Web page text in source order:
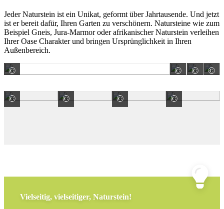
Jeder Naturstein ist ein Unikat, geformt über Jahrtausende. Und jetzt
ist er bereit dafür, Ihren Garten zu verschönern. Natursteine wie zum
Beispiel Gneis, Jura-Marmor oder afrikanischer Naturstein verleihen
Ihrer Oase Charakter und bringen Ursprünglichkeit in Ihren
Außenbereich.
© © © ©
© AGABA GmbH
© Stone Experts Naturstein Großhandels
© AGABA GmbH
© Stone
Vielseitig, vielseitiger, Naturstein!